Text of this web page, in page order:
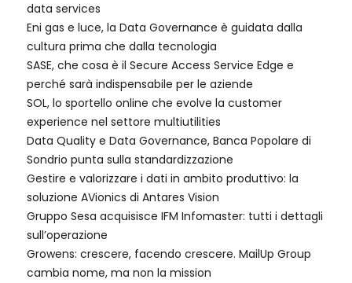
data services
Eni gas e luce, la Data Governance è guidata dalla
cultura prima che dalla tecnologia
SASE, che cosa è il Secure Access Service Edge e
perché sarà indispensabile per le aziende
SOL, lo sportello online che evolve la customer
experience nel settore multiutilities
Data Quality e Data Governance, Banca Popolare di
Sondrio punta sulla standardizzazione
Gestire e valorizzare i dati in ambito produttivo: la
soluzione AVionics di Antares Vision
Gruppo Sesa acquisisce IFM Infomaster: tutti i dettagli
sull’operazione
Growens: crescere, facendo crescere. MailUp Group
cambia nome, ma non la mission